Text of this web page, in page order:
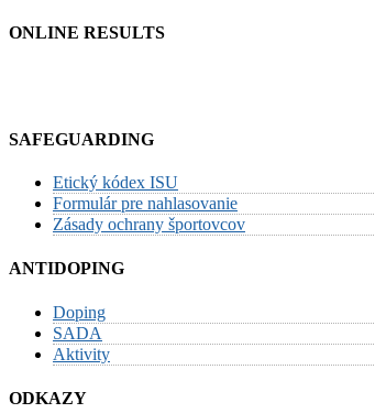
krasokorčuľovaní
ONLINE RESULTS
SAFEGUARDING
Etický kódex ISU
Formulár pre nahlasovanie
Zásady ochrany športovcov
ANTIDOPING
Doping
SADA
Aktivity
ODKAZY